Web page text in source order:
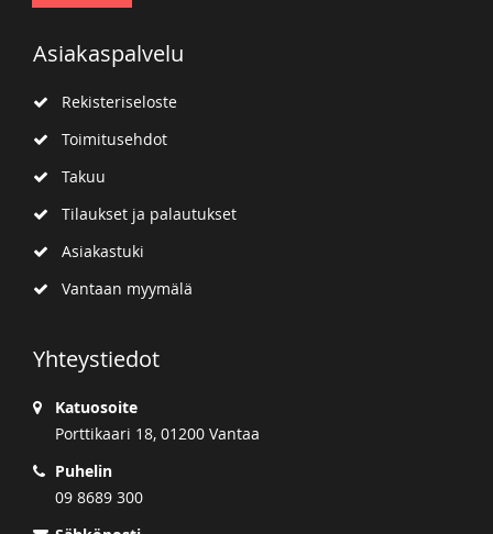
Asiakaspalvelu
Rekisteriseloste
Toimitusehdot
Takuu
Tilaukset ja palautukset
Asiakastuki
Vantaan myymälä
Yhteystiedot
Katuosoite
Porttikaari 18, 01200 Vantaa
Puhelin
09 8689 300